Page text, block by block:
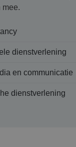
mee.
dienstverlening
en communicatie
dienstverlening